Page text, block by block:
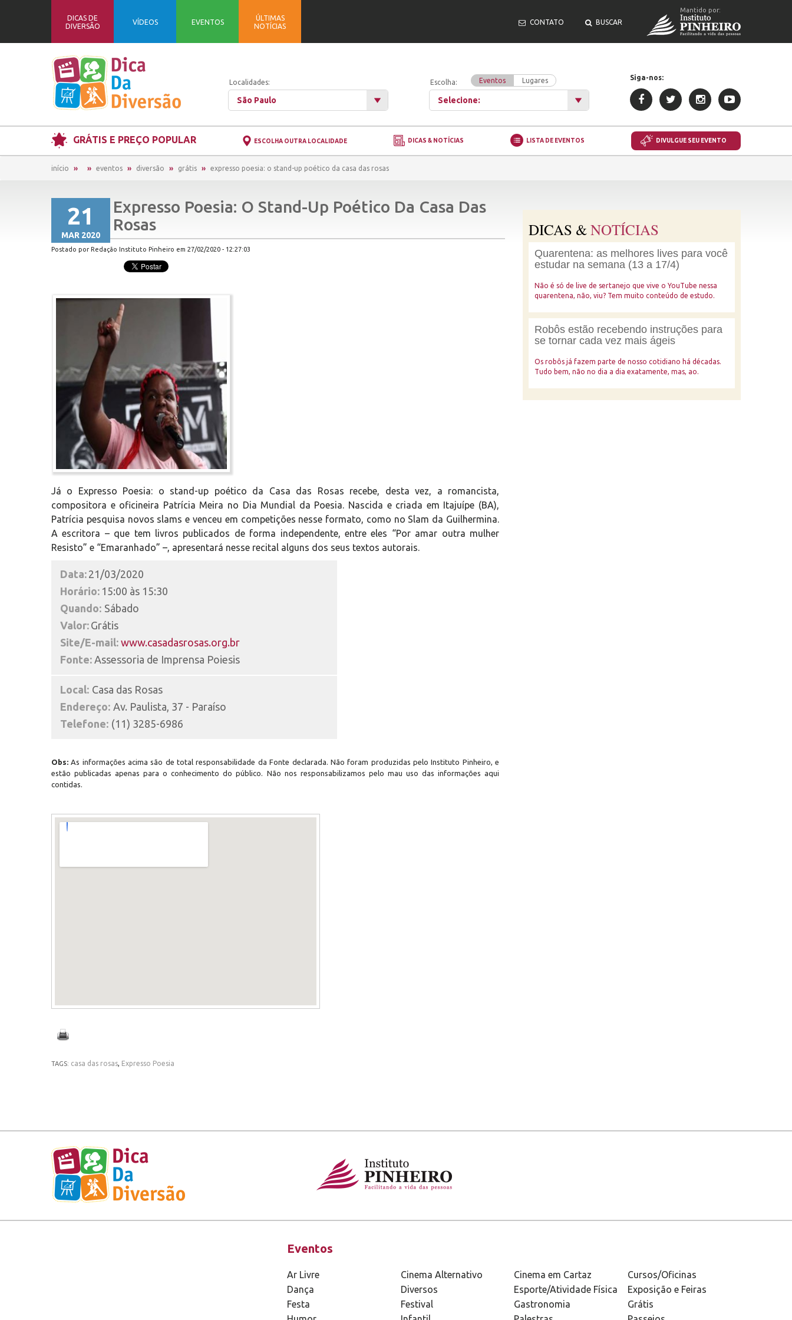
DICAS DE
DIVERSÃO
VÍDEOS EVENTOS
ÚLTIMAS
NOTÍCIAS
CONTATO BUSCAR
Mantido por:
Localidades:
São Paulo
Escolha: Eventos Lugares
Selecione:
Siga-nos:
GRÁTIS E PREÇO POPULAR ESCOLHA OUTRA LOCALIDADE DICAS & NOTÍCIAS LISTA DE EVENTOS DIVULGUE SEU EVENTO
início eventos diversão grátis expresso poesia: o stand-up poético da casa das rosas
21
MAR 2020
Expresso Poesia: O Stand-Up Poético Da Casa Das
Rosas
Postado por Redação Instituto Pinheiro em 27/02/2020 - 12:27:03
Já o Expresso Poesia: o stand-up poético da Casa das Rosas recebe, desta vez, a romancista,
compositora e oficineira Patrícia Meira no Dia Mundial da Poesia. Nascida e criada em Itajuípe (BA),
Patrícia pesquisa novos slams e venceu em competições nesse formato, como no Slam da Guilhermina.
A escritora – que tem livros publicados de forma independente, entre eles “Por amar outra mulher
Resisto” e “Emaranhado” –, apresentará nesse recital alguns dos seus textos autorais.
Data: 21/03/2020
Horário: 15:00 às 15:30
Quando: Sábado
Valor: Grátis
Site/E-mail: www.casadasrosas.org.br
Fonte: Assessoria de Imprensa Poiesis
Local: Casa das Rosas
Endereço: Av. Paulista, 37 - Paraíso
Telefone: (11) 3285-6986
Obs:As informações acima são de total responsabilidade da Fonte declarada. Não foram produzidas pelo Instituto Pinheiro, e
estão publicadas apenas para o conhecimento do público. Não nos responsabilizamos pelo mau uso das informações aqui
contidas.
TAGS: casa das rosas, Expresso Poesia
DICAS &NOTÍCIAS
Quarentena: as melhores lives para você
estudar na semana (13 a 17/4)
Não é só de live de sertanejo que vive o YouTube nessa
quarentena, não, viu? Tem muito conteúdo de estudo.
Robôs estão recebendo instruções para
se tornar cada vez mais ágeis
Os robôs já fazem parte de nosso cotidiano há décadas.
Tudo bem, não no dia a dia exatamente, mas, ao.
Eventos
Ar Livre Cinema Alternativo Cinema em Cartaz
Cursos/Oficinas
Dança
Diversos Esporte/Atividade Física
Exposição e Feiras
Festa
Festival Gastronomia
Grátis